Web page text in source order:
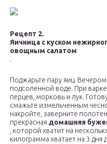
Рецепт 2.
Яичница с куском
овощным салатом
.
Поджарьте пару яиц.
подсоленной воде. При
перцев, морковь и лук.
смажьте измельченным
накройте, заверните
прекрасная домашняя
, которой хватит на
килограмма хватает на 3 дня